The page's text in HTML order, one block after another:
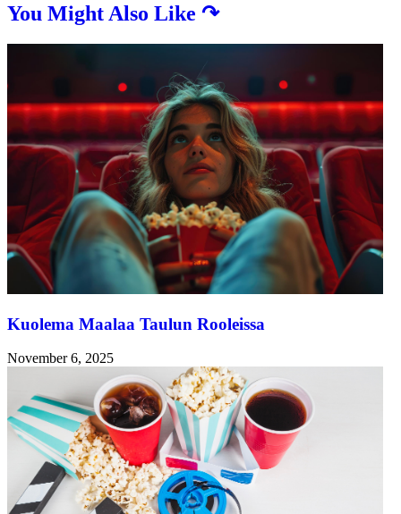
You Might Also Like ↷
Kuolema Maalaa Taulun Rooleissa
November 6, 2025